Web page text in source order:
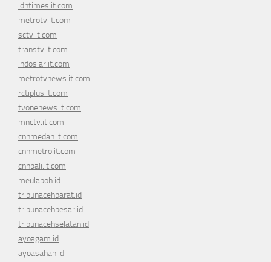
idntimes.it.com
metrotv.it.com
sctv.it.com
transtv.it.com
indosiar.it.com
metrotvnews.it.com
rctiplus.it.com
tvonenews.it.com
mnctv.it.com
cnnmedan.it.com
cnnmetro.it.com
cnnbali.it.com
meulaboh.id
tribunacehbarat.id
tribunacehbesar.id
tribunacehselatan.id
ayoagam.id
ayoasahan.id